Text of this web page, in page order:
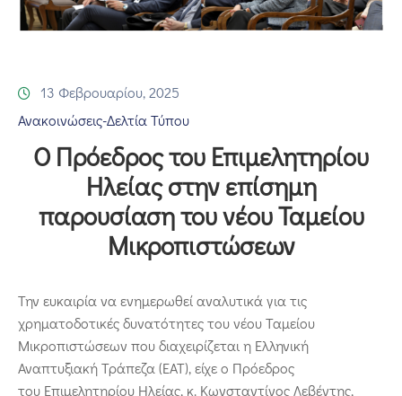
Προγράμματα
Επικοινωνία
13 Φεβρουαρίου, 2025
Ανακοινώσεις-Δελτία Τύπου
Ο Πρόεδρος του Επιμελητηρίου
Ηλείας στην επίσημη
παρουσίαση του νέου Ταμείου
Μικροπιστώσεων
Την ευκαιρία να ενημερωθεί αναλυτικά για τις
χρηματοδοτικές δυνατότητες του νέου Ταμείου
Μικροπιστώσεων που διαχειρίζεται η Ελληνική
Αναπτυξιακή Τράπεζα (ΕΑΤ), είχε ο Πρόεδρος
του Επιμελητηρίου Ηλείας, κ. Κωνσταντίνος Λεβέντης,